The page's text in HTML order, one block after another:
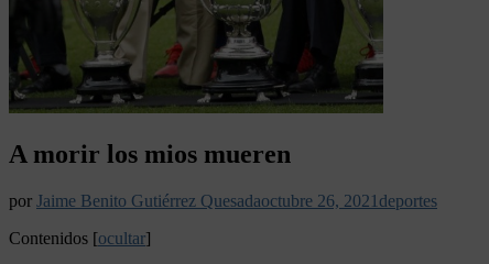
A morir los mios mueren
por Jaime Benito Gutiérrez Quesadaoctubre 26, 2021 deportes
Contenidos [ocultar]